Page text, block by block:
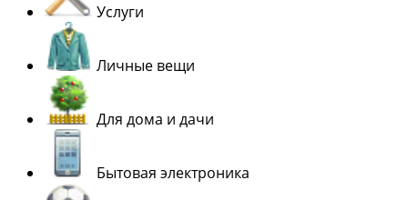
Услуги
Личные вещи
Для дома и дачи
Бытовая электроника